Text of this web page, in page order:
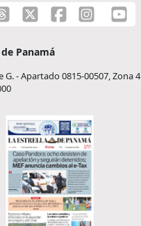
Panamá
G. - Apartado 0815-00507, Zona 4